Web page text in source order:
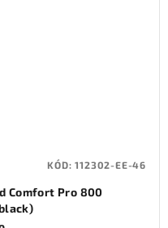
Comfort Pro 800
KÓD:112302-EE-46